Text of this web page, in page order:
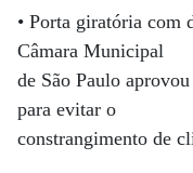
• Porta giratória com
Câmara Municipal
de São Paulo
para evitar o
constrangimento de